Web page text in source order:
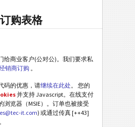
购表格
给商业客户(公对公)。我们要求私
销商订购 。
码的优惠，请继续在此处。 您的
并支持 Javascript。在线支付
浏览器（MSIE）。订单也被接受
it.com) 或通过传真 [++43]